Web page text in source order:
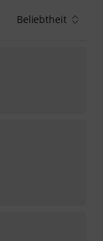
Beliebtheit